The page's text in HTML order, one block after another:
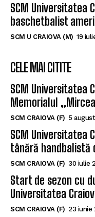
SCM Universitatea
baschetbalist
SCM U CRAIOVA (M) 19
CELE MAI CITITE
SCM Universitatea
Memorialul
SCM CRAIOVA (F) 5
SCM Universitatea
tânără handbalistă
SCM CRAIOVA (F) 30 iulie
Start de sezon cu
Universitatea
SCM CRAIOVA (F) 23 iunie